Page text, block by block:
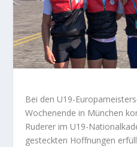
Bei den U19-
Wochenende in München
Ruderer im U19-
gesteckten Hoffnungen